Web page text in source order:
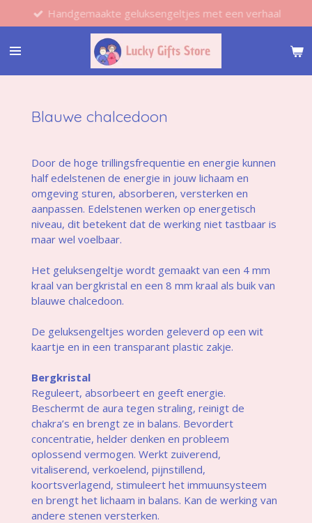
direct
naar
hoofdinhoud
Handgemaakte geluksengeltjes met een verhaal
Blauwe chalcedoon
Door de hoge trillingsfrequentie en energie kunnen
half edelstenen de energie in jouw lichaam en
omgeving sturen, absorberen, versterken en
aanpassen. Edelstenen werken op energetisch
niveau, dit betekent dat de werking niet tastbaar is
maar wel voelbaar.
Het geluksengeltje wordt gemaakt van een 4 mm
kraal van bergkristal en een 8 mm kraal als buik van
blauwe chalcedoon.
De geluksengeltjes worden geleverd op een wit
kaartje en in een transparant plastic zakje.
Bergkristal
Reguleert, absorbeert en geeft energie.
Beschermt de aura tegen straling, reinigt de
chakra’s en brengt ze in balans. Bevordert
concentratie, helder denken en probleem
oplossend vermogen. Werkt zuiverend,
vitaliserend, verkoelend, pijnstillend,
koortsverlagend, stimuleert het immuunsysteem
en brengt het lichaam in balans. Kan de werking van
andere stenen versterken.